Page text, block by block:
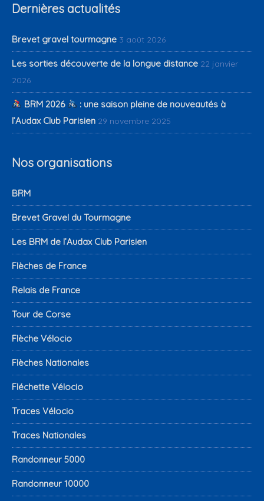
Dernières actualités
Brevet gravel tourmagne 3 août 2026
Les sorties découverte de la longue distance 22 janvier
2026
BRM 2026
: une saison pleine de nouveautés à
l’Audax Club Parisien 29 novembre 2025
Nos organisations
BRM
Brevet Gravel du Tourmagne
Les BRM de l’Audax Club Parisien
Flèches de France
Relais de France
Tour de Corse
Flèche Vélocio
Flèches Nationales
Fléchette Vélocio
Traces Vélocio
Traces Nationales
Randonneur 5000
Randonneur 10000